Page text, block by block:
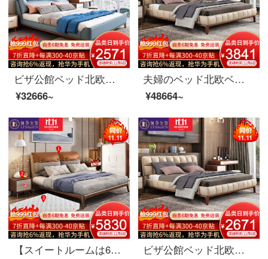
ビザ公館ベッド北欧実木ベッド真皮ダブルベッド1.8メートルベッドルームシンプル結婚ベッド逸品家具シングルベッド1800*2000
¥32666~
夫婦のベッド北欧ベッドの実木のダブルベッド1.8メートル現代簡単なベッドルームの皮芸ベッドの家具のベッド+マットレス+マットレスの1つ1800*2000
¥48664~
【スイートルームは6割引が受けられます】夫婦莎公館北欧寝室客間レストラン全屋家具セットB【100-250平方メートル】適用コース一（主臥5点セット）白蝋木
ビザ公館ベッド北欧ベッドの実木ダブルベッド1.8メートル現代簡単なベッドルームの皮芸ベッド家具の皮芸ベッドは色1800*2000をカスタマイズできます。